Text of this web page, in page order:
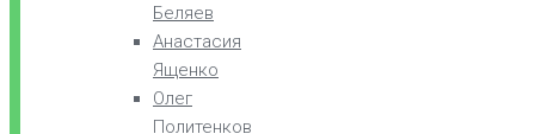
Беляев
Анастасия
Ященко
Олег
Политенков